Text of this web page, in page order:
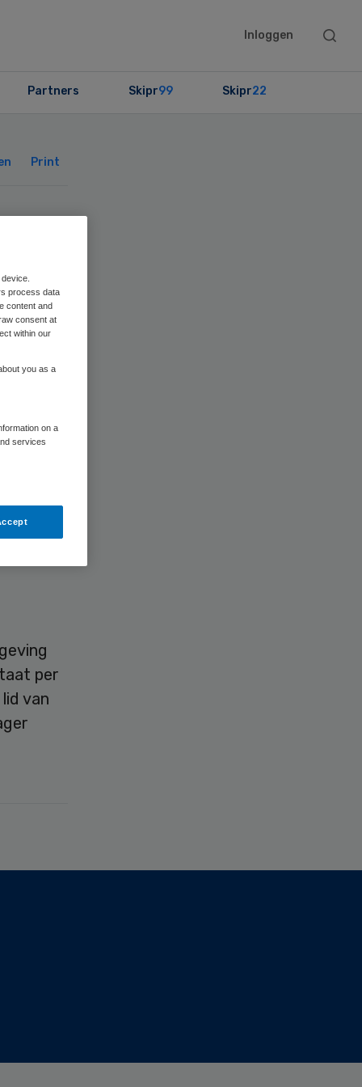
Inloggen
Search
Partners Skipr99 Skipr22
Print
per
van
process data
content and
consent at
within our
you as a
on a
services